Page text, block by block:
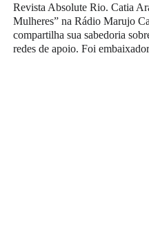
Revista Absolute Rio. Catia
Mulheres” na Rádio Marujo
compartilha sua sabedoria
redes de apoio. Foi